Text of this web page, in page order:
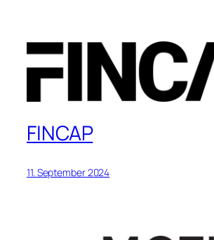
FINCAP
11. September 2024